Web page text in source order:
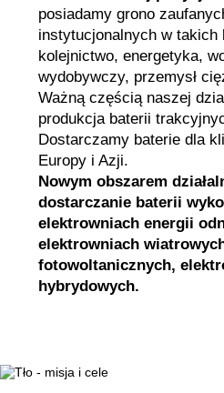
posiadamy grono
instytucjonalnych w takich
kolejnictwo, energetyka,
wydobywczy, przemysł
Ważną częścią naszej
produkcja baterii
Dostarczamy baterie dla
Europy i Azji.
Nowym obszarem
dostarczanie baterii
elektrowniach energii
elektrowniach
fotowoltanicznych,
hybrydowych.